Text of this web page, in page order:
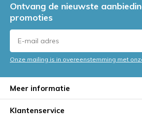
Ontvang de nieuwste
promoties
Onze mailing is in overeenstemming met
Meer informatie
Klantenservice